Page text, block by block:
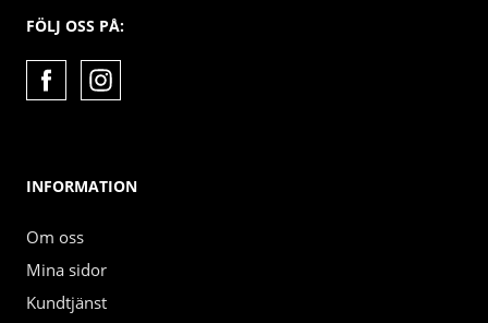
FÖLJ OSS PÅ:
INFORMATION
Om oss
Mina sidor
Kundtjänst